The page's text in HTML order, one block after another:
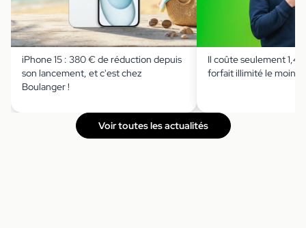
iPhone 15 : 380 € de réduction depuis
son lancement, et c'est chez
Boulanger !
Il coûte seulement
forfait illimité le moins
Voir toutes les actualités